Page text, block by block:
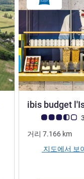
ibis budget
고객 평점 (ALL 평
거리 7.166 km
지도에서 보